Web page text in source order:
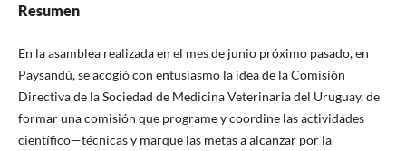
Resumen
En la asamblea realizada en el mes de junio próximo pasado, en
Paysandú, se acogió con entusiasmo la idea de la Comisión
Directiva de la Sociedad de Medicina Veterinaria del Uruguay, de
formar una comisión que programe y coordine las actividades
científico—técnicas y marque las metas a alcanzar por la